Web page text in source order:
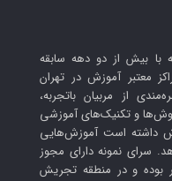
با بیش از دو دهه سابقه
معتبر آموزش در تهران
از مربیان باتجربه،
روش‌ها و تکنیک‌های آموزشی
داشته است آموزش‌هایی
سرای نمونه دارای مجوز
بوده و در منطقه تجریش